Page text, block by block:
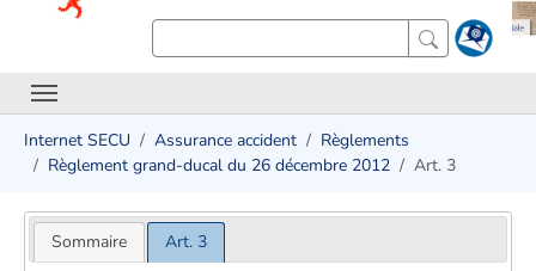
Internet SECU Assurance accident
Règlements
Règlement grand-ducal du 26 décembre 2012
Art. 3
Sommaire Art. 3